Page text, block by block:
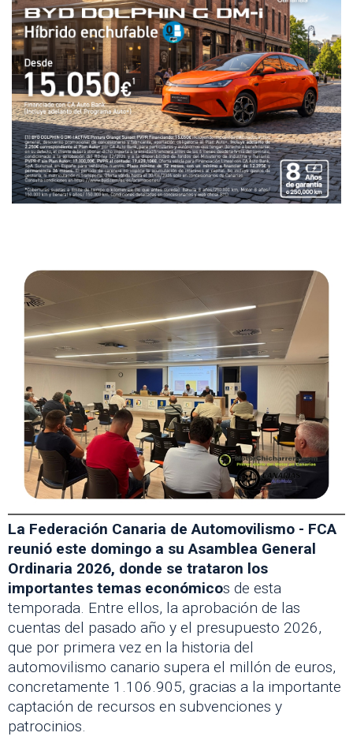
La Federación Canaria de Automovilismo - FCA
reunió este domingo a su Asamblea General
Ordinaria 2026, donde se trataron los
importantes temas económicos de esta
temporada. Entre ellos, la aprobación de las
cuentas del pasado año y el presupuesto 2026,
que por primera vez en la historia del
automovilismo canario supera el millón de euros,
concretamente 1.106.905, gracias a la importante
captación de recursos en subvenciones y
patrocinios.